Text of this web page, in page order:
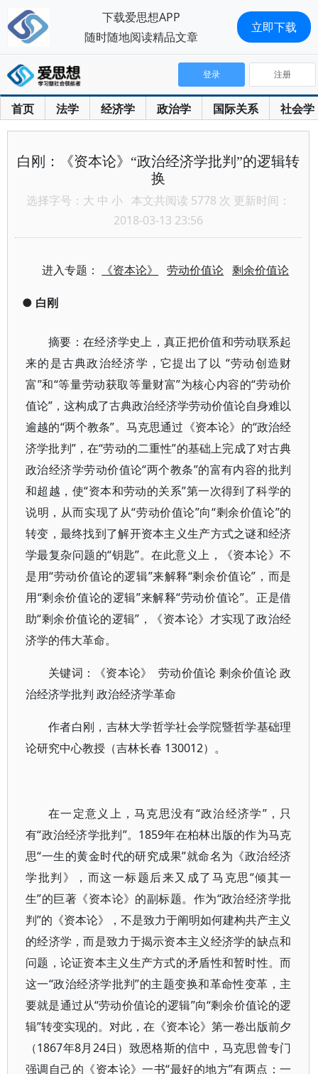
首页 法学 经济学 政治学 国际关系 社会学
登录 注册
白刚：《资本论》“政治经济学批判”的逻辑转
换
选择字号： 大 中 小 本文共阅读 5778 次 更新时间：
2018-03-13 23:56
进入专题： 《资本论》 劳动价值论 剩余价值论
● 白刚
摘要：在经济学史上，真正把价值和劳动联系起
来的是古典政治经济学，它提出了以 “劳动创造财
富”和“等量劳动获取等量财富”为核心内容的“劳动价
值论”，这构成了古典政治经济学劳动价值论自身难以
逾越的“两个教条”。马克思通过《资本论》的“政治经
济学批判”，在“劳动的二重性”的基础上完成了对古典
政治经济学劳动价值论“两个教条”的富有内容的批判
和超越，使“资本和劳动的关系”第一次得到了科学的
说明，从而实现了从“劳动价值论”向“剩余价值论”的
转变，最终找到了解开资本主义生产方式之谜和经济
学最复杂问题的“钥匙”。在此意义上，《资本论》不
是用“劳动价值论的逻辑”来解释“剩余价值论”，而是
用“剩余价值论的逻辑”来解释“劳动价值论”。正是借
助“剩余价值论的逻辑”，《资本论》才实现了政治经
济学的伟大革命。
关键词：《资本论》 劳动价值论 剩余价值论 政
治经济学批判 政治经济学革命
作者白刚，吉林大学哲学社会学院暨哲学基础理
论研究中心教授（吉林长春 130012）。
在一定意义上，马克思没有“政治经济学”，只
有“政治经济学批判”。1859年在柏林出版的作为马克
思“一生的黄金时代的研究成果”就命名为《政治经济
学批判》，而这一标题后来又成了马克思“倾其一
生”的巨著《资本论》的副标题。作为“政治经济学批
判”的《资本论》，不是致力于阐明如何建构共产主义
的经济学，而是致力于揭示资本主义经济学的缺点和
问题，论证资本主义生产方式的矛盾性和暂时性。而
这一“政治经济学批判”的主题变换和革命性变革，主
要就是通过从“劳动价值论的逻辑”向“剩余价值论的逻
辑”转变实现的。对此，在《资本论》第一卷出版前夕
（1867年8月24日）致恩格斯的信中，马克思曾专门
强调自己的《资本论》一书“最好的地方”有两点：一
下载爱思想APP
随时随地阅读精品文章
立即下载